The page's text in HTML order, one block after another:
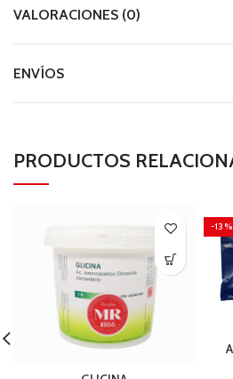
VALORACIONES (0)
ENVÍOS
PRODUCTOS
-13%